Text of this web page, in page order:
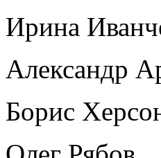
Ирина
Александр
Борис